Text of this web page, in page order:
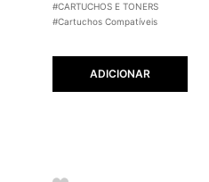
#CARTUCHOS E TONERS
#Cartuchos Compatíveis
ADICIONAR